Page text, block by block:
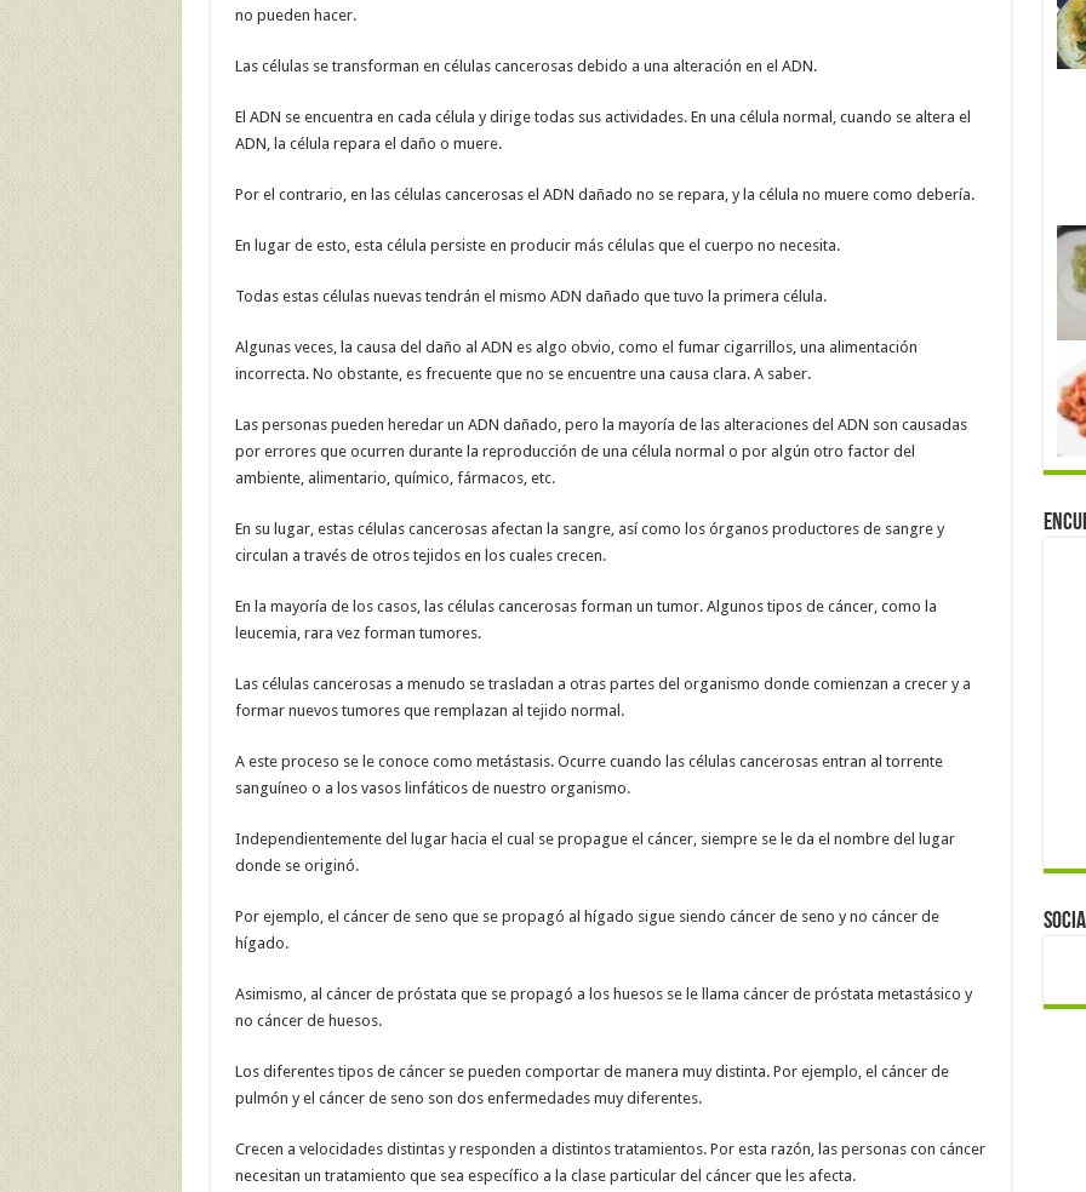
no pueden hacer.
Las células se transforman en células cancerosas debido a una alteración en el ADN.
El ADN se encuentra en cada célula y dirige todas sus actividades. En una célula normal, cuando se altera el
ADN, la célula repara el daño o muere.
Por el contrario, en las células cancerosas el ADN dañado no se repara, y la célula no muere como debería.
En lugar de esto, esta célula persiste en producir más células que el cuerpo no necesita.
Todas estas células nuevas tendrán el mismo ADN dañado que tuvo la primera célula.
Algunas veces, la causa del daño al ADN es algo obvio, como el fumar cigarrillos, una alimentación
incorrecta. No obstante, es frecuente que no se encuentre una causa clara. A saber.
Las personas pueden heredar un ADN dañado, pero la mayoría de las alteraciones del ADN son causadas
por errores que ocurren durante la reproducción de una célula normal o por algún otro factor del
ambiente, alimentario, químico, fármacos, etc.
En su lugar, estas células cancerosas afectan la sangre, así como los órganos productores de sangre y
circulan a través de otros tejidos en los cuales crecen.
En la mayoría de los casos, las células cancerosas forman un tumor. Algunos tipos de cáncer, como la
leucemia, rara vez forman tumores.
Las células cancerosas a menudo se trasladan a otras partes del organismo donde comienzan a crecer y a
formar nuevos tumores que remplazan al tejido normal.
A este proceso se le conoce como metástasis. Ocurre cuando las células cancerosas entran al torrente
sanguíneo o a los vasos linfáticos de nuestro organismo.
Independientemente del lugar hacia el cual se propague el cáncer, siempre se le da el nombre del lugar
donde se originó.
Por ejemplo, el cáncer de seno que se propagó al hígado sigue siendo cáncer de seno y no cáncer de
hígado.
Asimismo, al cáncer de próstata que se propagó a los huesos se le llama cáncer de próstata metastásico y
no cáncer de huesos.
Los diferentes tipos de cáncer se pueden comportar de manera muy distinta. Por ejemplo, el cáncer de
pulmón y el cáncer de seno son dos enfermedades muy diferentes.
Crecen a velocidades distintas y responden a distintos tratamientos. Por esta razón, las personas con cáncer
necesitan un tratamiento que sea específico a la clase particular del cáncer que les afecta.